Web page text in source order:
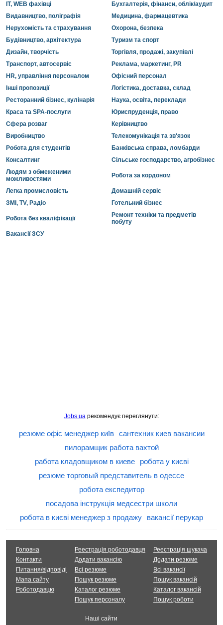
IT, WEB фахівці
Бухгалтерія, фінанси, облік/аудит
Видавництво, поліграфія
Медицина, фармацевтика
Нерухомість та страхування
Охорона, безпека
Будівництво, архітектура
Туризм та спорт
Дизайн, творчість
Торгівля, продажі, закупівлі
Транспорт, автосервіс
Реклама, маркетинг, PR
HR, управління персоналом
Офісний персонал
Інші пропозиції
Логістика, доставка, склад
Ресторанний бізнес, кулінарія
Наука, освіта, переклади
Краса та SPA-послуги
Юриспруденція, право
Сфера розваг
Керівництво
Виробництво
Телекомунікація та зв'язок
Робота для студентів
Банківська справа, ломбарди
Консалтинг
Сільське господарство, агробізнес
Людям з обмеженими
можливостями
Робота за кордоном
Легка промисловість
Домашній сервіс
ЗМІ, TV, Радіо
Готельний бізнес
Робота без кваліфікації
Ремонт техніки та предметів
побуту
Вакансії ЗСУ
Jobs.uaрекомендує переглянути:
резюме офіс менеджер київ
сантехник киев вакансии
пилорамщик работа вахтой
работа кладовщиком в киеве
робота у києві
резюме торговый представитель в одессе
робота експедитор
посадова інструкція медсестри школи
робота в києві менеджер з продажу
вакансії перукар
Головна
Контакти
Питання/відповіді
Мапа сайту
Роботодавцю
Реестрація роботодавця
Додати вакансію
Всі резюме
Пошук резюме
Каталог резюме
Пошук персоналу
Реестрація шукача
Додати резюме
Всі вакансії
Пошук вакансій
Каталог вакансій
Пошук роботи
Наші сайти